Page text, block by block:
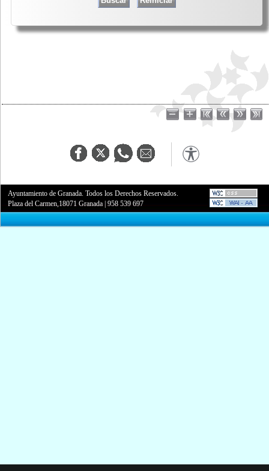
Ayuntamiento de Granada. Todos los Derechos Reservados.
Plaza del Carmen,18071 Granada |958 539 697